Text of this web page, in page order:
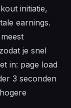
initiatie,
earnings.
je snel
in: page load
3 seconden